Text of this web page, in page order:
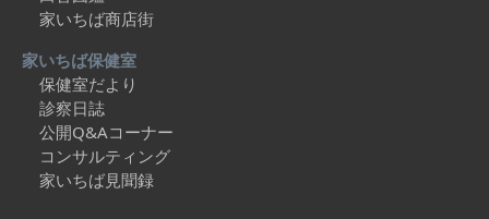
家いちば商店街
家いちば保健室
保健室だより
診察日誌
公開Q&Aコーナー
コンサルティング
家いちば見聞録